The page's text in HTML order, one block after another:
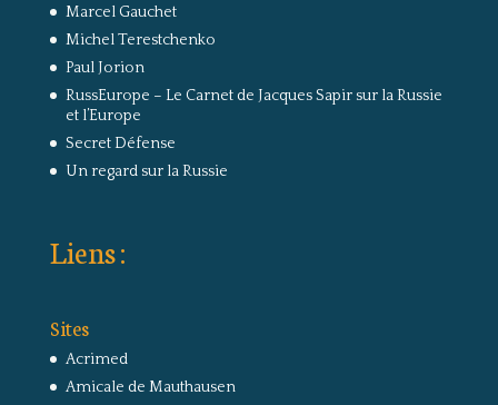
Marcel Gauchet
Michel Terestchenko
Paul Jorion
RussEurope – Le Carnet de Jacques Sapir sur la Russie
et l’Europe
Secret Défense
Un regard sur la Russie
Liens :
Sites
Acrimed
Amicale de Mauthausen